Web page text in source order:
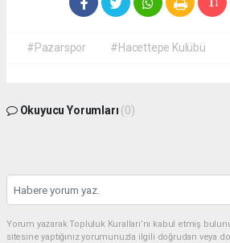
#Pazarspor #Hacettepe Kulübü
Okuyucu Yorumları (0)
Yorum yazarak Topluluk Kuralları’nı kabul etmiş
sitesine yaptığınız yorumunuzla ilgili doğrudan veya